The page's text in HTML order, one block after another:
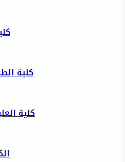
كلية
كلية